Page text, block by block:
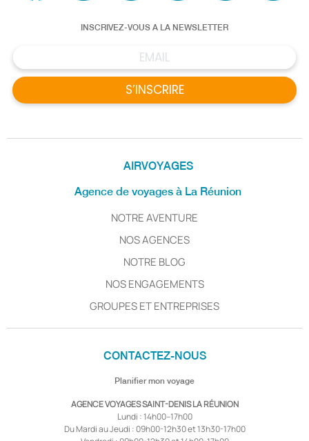
AIRVOYAGES
Agence de voyages à La Réunion
NOTRE AVENTURE
NOS AGENCES
NOTRE BLOG
NOS ENGAGEMENTS
GROUPES ET ENTREPRISES
INSCRIVEZ-VOUS A LA NEWSLETTER
S’INSCRIRE
CONTACTEZ-NOUS
Planifier mon voyage
AGENCE VOYAGES SAINT-DENIS LA RÉUNION
Lundi : 14h00–17h00
Du Mardi au Jeudi : 09h00-12h30 et 13h30-17h00